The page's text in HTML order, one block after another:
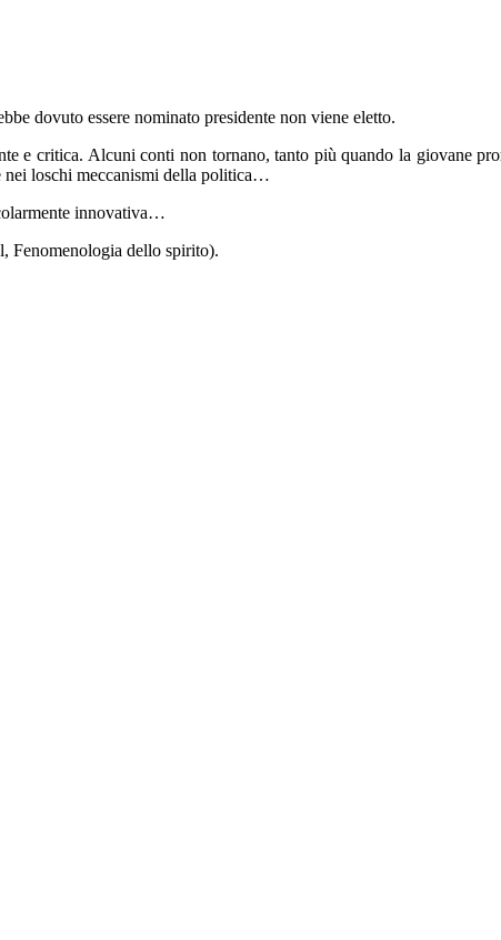
dovuto essere nominato presidente non viene eletto.
e critica. Alcuni conti non tornano, tanto più quando la giovane
nei loschi meccanismi della politica…
innovativa…
Fenomenologia dello spirito).